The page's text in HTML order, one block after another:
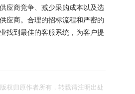
应商竞争、减少采购成本以及选
应商。合理的招标流程和严密的
找到最佳的客服系统，为客户提
权归原作者所有，转载请注明出处